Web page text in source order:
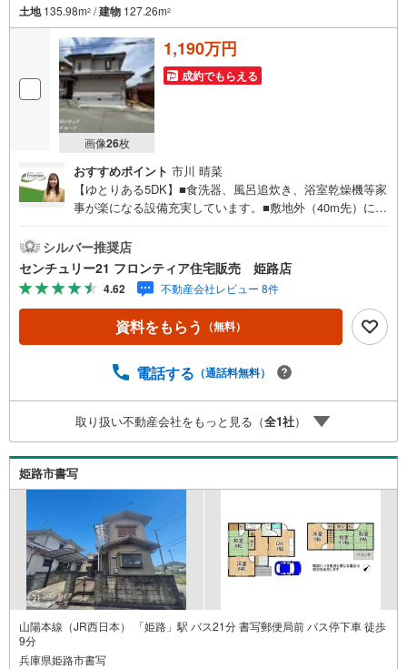
土地135.98m2 /建物 127.26m2
画像26枚
1,190万円
成約でもらえる
おすすめポイント 市川 晴菜
【ゆとりある5DK】■食洗器、風呂追炊き、浴室乾燥機等家
事が楽になる設備充実しています。■敷地外（40m先）にカ
族のプライバシーを確保できます。 特徴・ローソンまで徒
歩8分でちょっとしたお買い物に便利です。・5DKタイプ
で、ファミリー世帯にも最適な間取り設計です。・DK横に
和室があり広々とご家族でくつろぐことができます。 立
地・曽左小学校まで徒歩約18分・書写中学校まで徒歩約20
分 弊社が選ばれる理由 1.お金の扱い方のプロ、ファイナン
にも対応できる売却専門チームあり！3.たくさんの銀行と
4.物件のお引渡し後に必要になったお家のリフォームも弊
社のリフォームプランナーがご提案！5.定期的にご連絡を
繋ぎ、有事の際に迅速にサポートいたします弊社は専門家
同士が連携をとっているため、より多くの知見がございま
す。お気軽にお問合せください！
シルバー推奨店
センチュリー21 フロンティア住宅販売 姫路店
4.62 不動産会社レビュー 8件
資料をもらう （無料）
電話する （通話料無料）
取り扱い不動産会社をもっと見る（全1社）
姫路市書写
山陽本線（JR西日本） 「姫路」駅 バス21分 書写郵便局前 バス停下車 徒歩
9分
兵庫県姫路市書写